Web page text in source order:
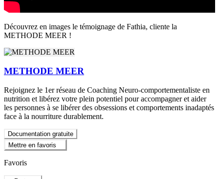
Découvrez en images le témoignage de Fathia, cliente la
METHODE MEER !
METHODE MEER
Rejoignez le 1er réseau de Coaching Neuro-comportementaliste en
nutrition et libérez votre plein potentiel pour accompagner et aider
les personnes à se libérer des obsessions et comportements inadaptés
face à la nourriture durablement.
Documentation gratuite
Mettre en favoris
Favoris